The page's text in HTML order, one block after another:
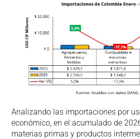
Analizando las importaciones por
económico, en el acumulado de
materias primas y productos